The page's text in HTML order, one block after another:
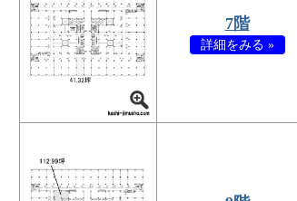
7階
詳細をみる »